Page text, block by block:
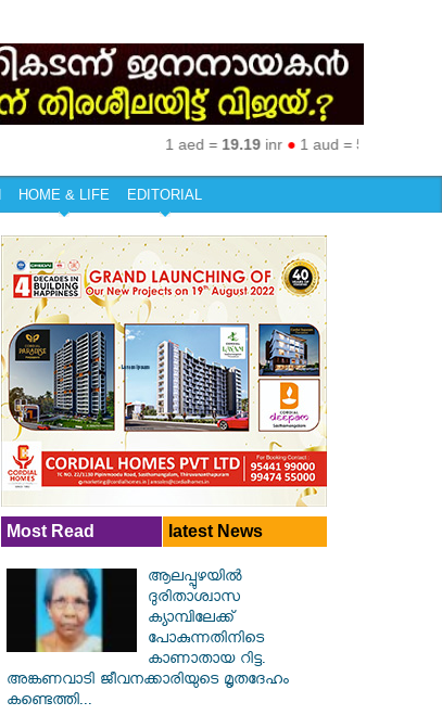
1 aed =19.19 inr●1 aud =50.27 inr
HOME & LIFE EDITORIAL
Most Read latest News
ആലപ്പുഴയിൽ ​
ദുരിതാശ്വാസ
ക്യാമ്പിലേക്ക്
പോകുന്നതിനിടെ
കാണാതായ റിട്ട.
അങ്കണവാടി ജീവനക്കാരിയുടെ മൃതദേഹം
കണ്ടെത്തി...